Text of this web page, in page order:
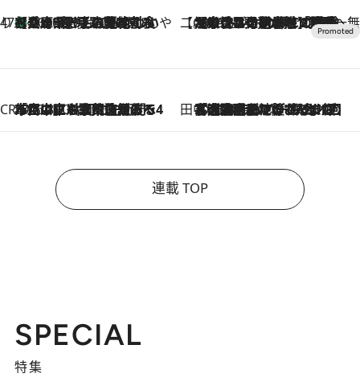
47都道府県の手みやげ ひんやりスイーツで夏を満喫
2026.8.8
【兵庫県】この夏絶対食べたい 冷やしておいしいおやつ3選 淡路島の恵みをジェラートに集約 【CREA×星野リゾート】唯一無二。癒しと発見が待つ場所へ
2026.8.7
【トンボの足水浴】ヒノキの香りに包まれて涼感マックス！約13℃の湧水かけ流しを避暑地「星野温泉 トンボの湯」で体験
CREA'S CHOICE
2026.8.7
「立川にも歌舞伎があるんだよ」 片岡仁左衛門・市川中車ら豪華座組みで4年目の立川立飛歌舞伎へ 田中稲の勝手に再ブーム
2026.8.7
「湘南乃風に憧れて」観客大盛上がりの“タオル回し”に、ラッパー顔負けの高速歌唱まで…さだまさし（74）のアグレッシブすぎる現在地
連載 TOP
SPECIAL
特集